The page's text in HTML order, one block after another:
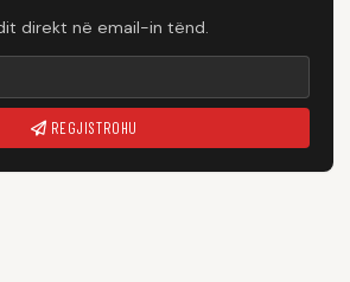
direkt në email-in tënd.
REGJISTROHU